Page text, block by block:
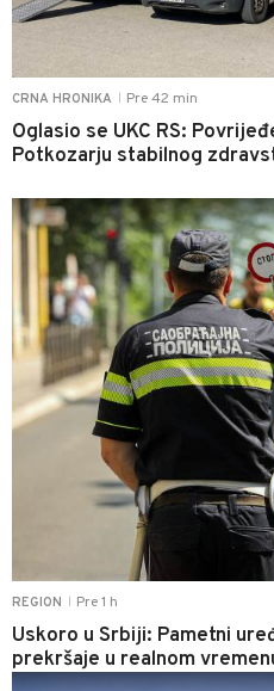
CRNA HRONIKA Pre 42 min
Oglasio se UKC RS:
Potkozarju stabilnog
REGION Pre 1 h
Uskoro u Srbiji: Pametni
prekršaje u realnom